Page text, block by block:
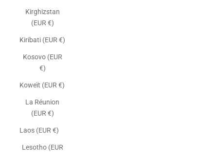
Kirghizstan
(EUR €)
Kiribati (EUR €)
Kosovo (EUR
€)
Koweït (EUR €)
La Réunion
(EUR €)
Laos (EUR €)
Lesotho (EUR